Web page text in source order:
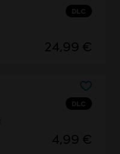
DLC
24,99 €
DLC
4,99 €